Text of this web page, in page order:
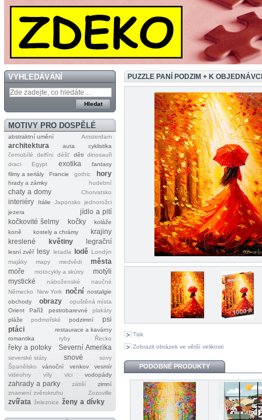
VYHLEDÁVÁNÍ
MOTIVY PRO DOSPĚLÉ
abstraktní umění Amsterdam
architektura auta
cyklistika
černobílé
delfíni déšť děti dinosauři
draci
Egypt exotika
fantasy
filmy a seriály
Francie gothic hory
hrady a zámky hudební
chaty a domy Chorvatsko
interiéry Itálie Japonsko
jednorožci
jezera
jídlo a pití
kočkovité šelmy
kočky
koláže
koně
kostely a chrámy
krajiny
kreslené
květiny legrační
lesní zvěř lesy letadla lodě Londýn
majáky
mapy medvědi
města
moře
motocykly a skútry
motýli
mystické
náboženské
naučné
Německo
New York noční nostalgie
obchody
obrazy
opuštěná místa
Orient
Paříž pestrobarevné
plakáty
pláže
podmořské podzimní
psi
ptáci
restaurace a kavárny
romantika
ryby Řecko
řeky a potoky Severní Amerika
severské státy snové
sovy
Španělsko
vánoční venkov
vesmír
videohry
víly vlci vodopády
zahrady a parky zátiší
zimní
znamení zvěrokruhu
Zozoville
zvířata železnice ženy a dívky
PUZZLE PANÍ PODZIM + K
Tisk
Zobrazit obrázek ve větší velikosti
PODOBNÉ PRODUKTY